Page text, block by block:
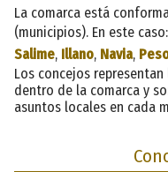
La comarca está
(municipios). En este caso:
Salime, Illano, Navia,
Los concejos
dentro de la comarca y
asuntos locales en cada